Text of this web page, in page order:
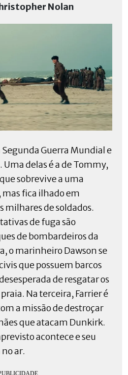
Nolan
Segunda Guerra Mundial e
delas é a de Tommy,
sobrevive a uma
fica ilhado em
milhares de soldados.
de fuga são
de bombardeiros da
o marinheiro Dawson se
que possuem barcos
de resgatar os
Na terceira, Farrier é
a missão de destroçar
que atacam Dunkirk.
acontece e seu
ar.